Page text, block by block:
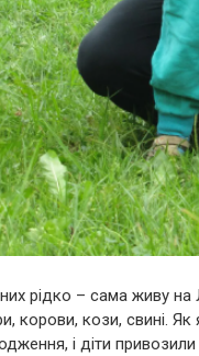
рідко – сама живу на
корови, кози, свині.
і діти